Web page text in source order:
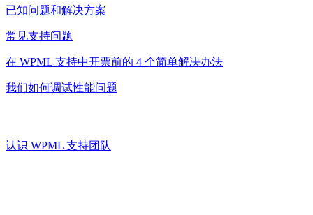
已知问题和解决方案
常见支持问题
在 WPML 支持中开票前的 4 个简单解决办法
我们如何调试性能问题
认识 WPML 支持团队